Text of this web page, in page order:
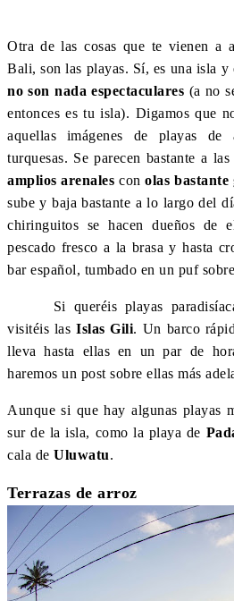
Otra de las cosas que te vienen a
Bali, son las playas. Sí, es una isla y
no son nada espectaculares (a no
entonces es tu isla). Digamos que
aquellas imágenes de playas de
turquesas. Se parecen bastante a
amplios arenales conolas bastante
sube y baja bastante a lo largo del
chiringuitos se hacen dueños de
pescado fresco a la brasa y hasta
bar español, tumbado en un puf
Si queréis playas paradisíacas
visitéis lasIslas Gili. Un barco
lleva hasta ellas en un par de
haremos un post sobre ellas más
Aunque si que hay algunas playas
sur de la isla, como la playa de
cala de Uluwatu.
Terrazas de arroz